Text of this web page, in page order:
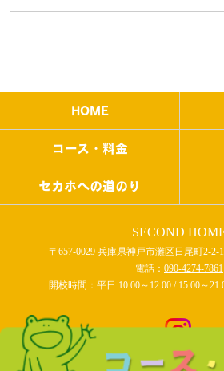
HOME
コース・料金
セカホへの道のり
SECOND
〒657-0029 兵庫県神戸市灘区日尾町2-2-
電話： 090-4274-7861
開校時間：平日 10:00～12:00 / 15:00～